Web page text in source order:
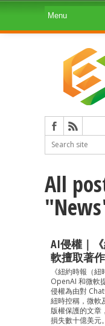
All
AI侵權｜
軟擅取著
《紐約時報（
OpenAI 和微軟
侵權為由對
紐時控稱，微軟
版權保護的文章
損失數十億美元。